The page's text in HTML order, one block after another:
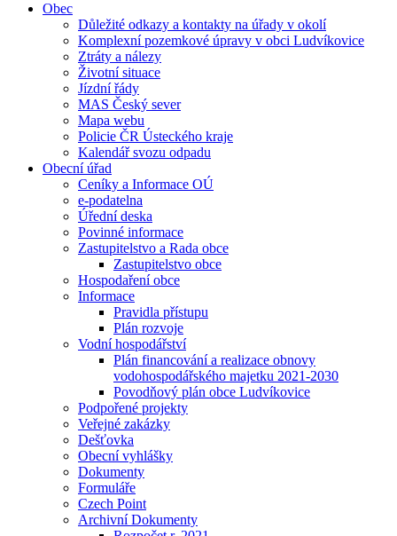
Obec
Důležité odkazy a kontakty na úřady v okolí
Komplexní pozemkové úpravy v obci Ludvíkovice
Ztráty a nálezy
Životní situace
Jízdní řády
MAS Český sever
Mapa webu
Policie ČR Ústeckého kraje
Kalendář svozu odpadu
Obecní úřad
Ceníky a Informace OÚ
e-podatelna
Úřední deska
Povinné informace
Zastupitelstvo a Rada obce
Zastupitelstvo obce
Hospodaření obce
Informace
Pravidla přístupu
Plán rozvoje
Vodní hospodářství
Plán financování a realizace obnovy
vodohospodářského majetku 2021-2030
Povodňový plán obce Ludvíkovice
Podpořené projekty
Veřejné zakázky
Dešťovka
Obecní vyhlášky
Dokumenty
Formuláře
Czech Point
Archivní Dokumenty